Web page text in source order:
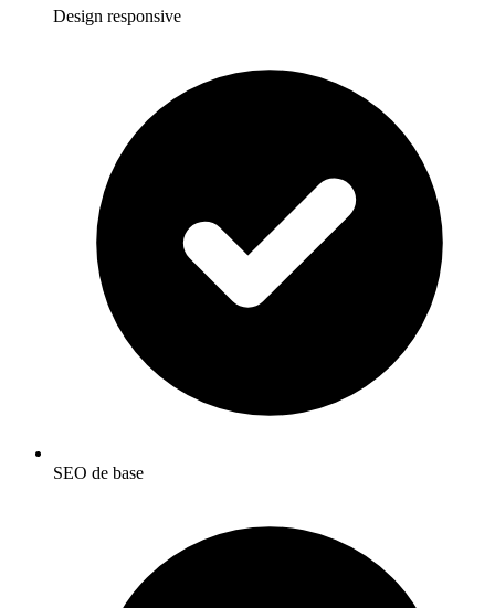
Design responsive
SEO de base